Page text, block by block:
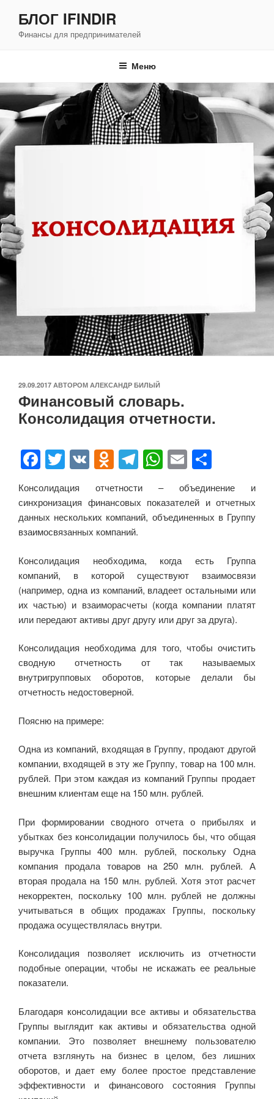
содержимому
БЛОГ IFINDIR
Финансы для предпринимателей
Меню
ОПУБЛИКОВАНО
29.09.2017 АВТОРОМ АЛЕКСАНДР БИЛЫЙ
Финансовый словарь.
Консолидация отчетности.
F
a
c
e
b
o
o
k
T
wi
tt
er
V
K
O
d
n
o
kl
a
ss
ni
ki
T
el
e
gr
m
W
at
s
p
p
E
m
ail
тп
р
а
и
ть
Консолидация отчетности – объединение и
синхронизация финансовых показателей и отчетных
данных нескольких компаний, объединенных в Группу
взаимосвязанных компаний.
Консолидация необходима, когда есть Группа
компаний, в которой существуют взаимосвязи
(например, одна из компаний, владеет остальными или
их частью) и взаиморасчеты (когда компании платят
или передают активы друг другу или друг за друга).
Консолидация необходима для того, чтобы очистить
сводную отчетность от так называемых
внутригрупповых оборотов, которые делали бы
отчетность недостоверной.
Поясню на примере:
Одна из компаний, входящая в Группу, продают другой
компании, входящей в эту же Группу, товар на 100 млн.
рублей. При этом каждая из компаний Группы продает
внешним клиентам еще на 150 млн. рублей.
При формировании сводного отчета о прибылях и
убытках без консолидации получилось бы, что общая
выручка Группы 400 млн. рублей, поскольку Одна
компания продала товаров на 250 млн. рублей. А
вторая продала на 150 млн. рублей. Хотя этот расчет
некорректен, поскольку 100 млн. рублей не должны
учитываться в общих продажах Группы, поскольку
продажа осуществлялась внутри.
Консолидация позволяет исключить из отчетности
подобные операции, чтобы не искажать ее реальные
показатели.
Благодаря консолидации все активы и обязательства
Группы выглядит как активы и обязательства одной
компании. Это позволяет внешнему пользователю
отчета взглянуть на бизнес в целом, без лишних
оборотов, и дает ему более простое представление
эффективности и финансового состояния Группы